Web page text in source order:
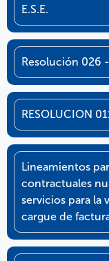
E.S.E.
Resolución 026
RESOLUCION
Lineamientos
contractuales
servicios para la
cargue de